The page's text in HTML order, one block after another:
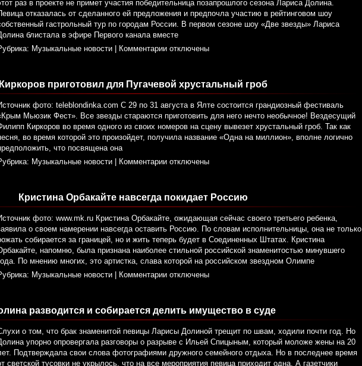
раз в проекте не примет участия победительница позапрошлого сезона Лариса Долина.
отказалась от сделанного ей предложения и предпочла участию в рейтинговом шоу
гастрольный тур по городам России. В первом сезоне шоу «Две звезды» Лариса
блистала в эфире Первого канала вместе
Музыкальные новости Комментарии отключены
приготовил для Пугачевой хрустальный гроб
фото: teleblondinka.com С 29 по 31 августа в Ялте состоится грандиозный фестиваль
Мьюзик Фест». Все звезды стараются приготовить для него нечто необычное! Вездесущий
Киркоров во время одного из своих номеров на сцену вывезет хрустальный гроб. Так как
во время которой это произойдет, получила название «Одна на миллион», вполне логично
что посвящена она
Музыкальные новости Комментарии отключены
Кристина Орбакайте навсегда покидает Россию
фото: www.mk.ru Кристина Орбакайте, ожидающая сейчас своего третьего ребенка,
о своем намерении навсегда оставить Россию. По словам исполнительницы, она не только
собирается за границей, но и жить теперь будет в Соединенных Штатах. Кристина
напомню, была признана наиболее стильной российской знаменитостью минувшего
По мнению многих, это артистка, слава которой на российском звездном Олимпе
Музыкальные новости Комментарии отключены
разводится и собирается делить имущество в суде
о том, что брак знаменитой певицы Ларисы Долиной трещит по швам, ходили почти год. Но
упорно опровергала разговоры о разрыве с Ильей Спицыным, который моложе жены на 20
Подтверждала свои слова фотографиями дружного семейного отдыха. Но в последнее время
светской тусовки не укрылось, что на все мероприятия певица приходит одна. А газетчики